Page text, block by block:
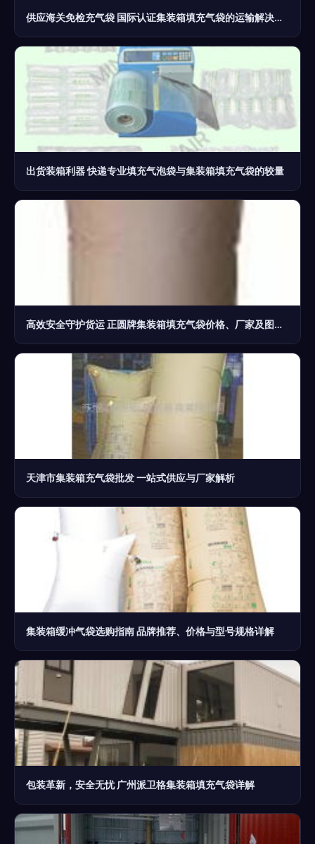
供应海关免检充气袋 国际认证集装箱填充气袋的运输解决方案
出货装箱利器 快递专业填充气泡袋与集装箱填充气袋的较量
高效安全守护货运 正圆牌集装箱填充气袋价格、厂家及图片全解
天津市集装箱充气袋批发 一站式供应与厂家解析
集装箱缓冲气袋选购指南 品牌推荐、价格与型号规格详解
包装革新，安全无忧 广州派卫格集装箱填充气袋详解